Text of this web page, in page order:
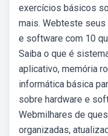
exercícios básicos
mais. Webteste
e software com 10
Saiba o que é
aplicativo, memória
informática básica
sobre hardware e
Webmilhares de
organizadas,